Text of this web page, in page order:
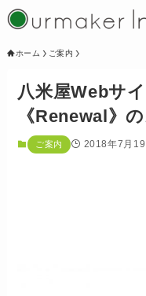
ホーム ご案内
八米屋Webサ
《Renewal》
ご案内 2018年7月19